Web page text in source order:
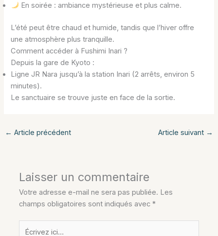
En soirée : ambiance mystérieuse et plus calme.
L’été peut être chaud et humide, tandis que l’hiver offre
une atmosphère plus tranquille.
Comment accéder à Fushimi Inari ?
Depuis la gare de Kyoto :
Ligne JR Nara jusqu’à la station Inari (2 arrêts, environ 5
minutes).
Le sanctuaire se trouve juste en face de la sortie.
← Article précédent Article suivant →
Laisser un commentaire
Votre adresse e-mail ne sera pas publiée. Les
champs obligatoires sont indiqués avec*
Écrivez